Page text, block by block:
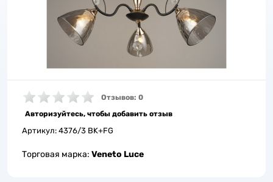
Отзывов: 0
Авторизуйтесь, чтобы добавить отзыв
Артикул: 4376/3 BK+FG
Торговая марка: Veneto Luce